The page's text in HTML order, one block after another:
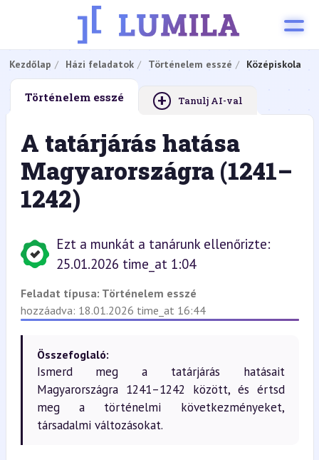
Kezdőlap Házi feladatok Történelem esszé Középiskola
Történelem esszé + Tanulj AI-val
A tatárjárás hatása
Magyarországra (1241–
1242)
Ezt a munkát a tanárunk ellenőrizte:
25.01.2026 time_at 1:04
Feladat típusa: Történelem esszé
hozzáadva: 18.01.2026 time_at 16:44
Összefoglaló:
Ismerd meg a tatárjárás hatásait
Magyarországra 1241–1242 között, és értsd
meg a történelmi következményeket,
társadalmi változásokat.